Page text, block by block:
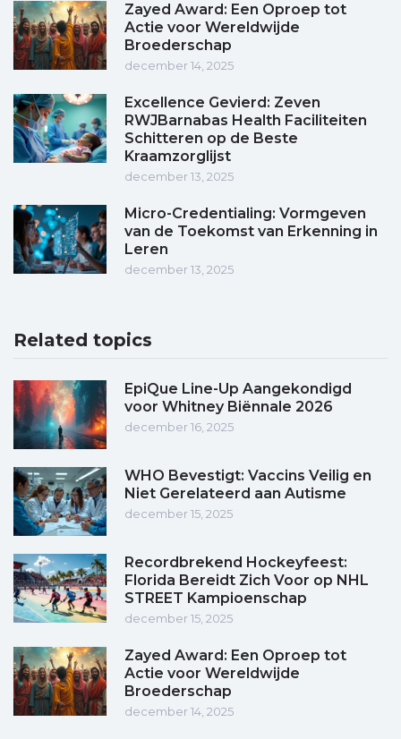
Zayed Award: Een Oproep tot
Actie voor Wereldwijde
Broederschap
december 14, 2025
Excellence Gevierd: Zeven
RWJBarnabas Health Faciliteiten
Schitteren op de Beste
Kraamzorglijst
december 13, 2025
Micro-Credentialing: Vormgeven
van de Toekomst van Erkenning in
Leren
december 13, 2025
Related topics
EpiQue Line-Up Aangekondigd
voor Whitney Biënnale 2026
december 16, 2025
WHO Bevestigt: Vaccins Veilig en
Niet Gerelateerd aan Autisme
december 15, 2025
Recordbrekend Hockeyfeest:
Florida Bereidt Zich Voor op NHL
STREET Kampioenschap
december 15, 2025
Zayed Award: Een Oproep tot
Actie voor Wereldwijde
Broederschap
december 14, 2025